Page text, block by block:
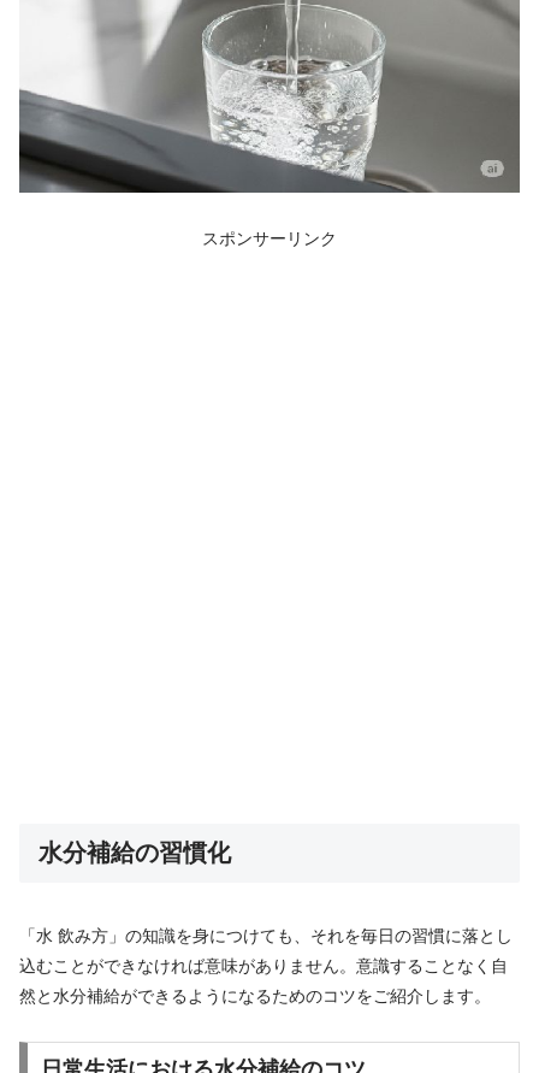
スポンサーリンク
水分補給の習慣化
「水 飲み方」の知識を身につけても、それを毎日の習慣に落とし
込むことができなければ意味がありません。意識することなく自
然と水分補給ができるようになるためのコツをご紹介します。